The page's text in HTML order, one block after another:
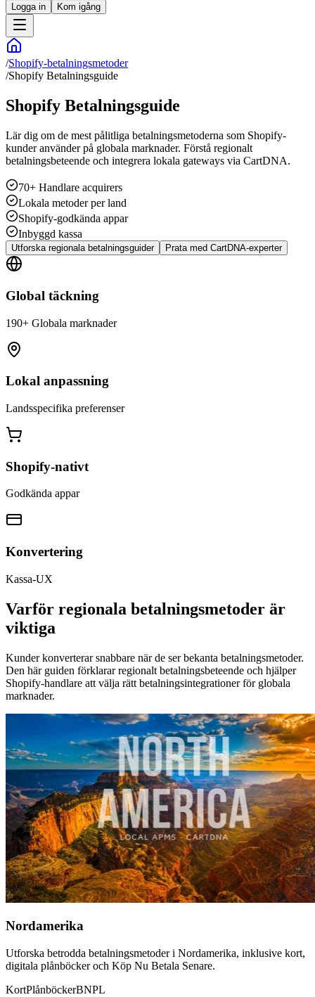
Logga in Kom igång
/Shopify-betalningsmetoder
/Shopify Betalningsguide
Shopify Betalningsguide
Lär dig om de mest pålitliga betalningsmetoderna som Shopify-
kunder använder på globala marknader. Förstå regionalt
betalningsbeteende och integrera lokala gateways via CartDNA.
70+ Handlare acquirers
Lokala metoder per land
Shopify-godkända appar
Inbyggd kassa
Utforska regionala betalningsguider Prata med CartDNA-experter
Global täckning
190+ Globala marknader
Lokal anpassning
Landsspecifika preferenser
Shopify-nativt
Godkända appar
Konvertering
Kassa-UX
Varför regionala betalningsmetoder är
viktiga
Kunder konverterar snabbare när de ser bekanta betalningsmetoder.
Den här guiden förklarar regionalt betalningsbeteende och hjälper
Shopify-handlare att välja rätt betalningsintegrationer för globala
marknader.
Nordamerika
Utforska betrodda betalningsmetoder i Nordamerika, inklusive kort,
digitala plånböcker och Köp Nu Betala Senare.
KortPlånböckerBNPL